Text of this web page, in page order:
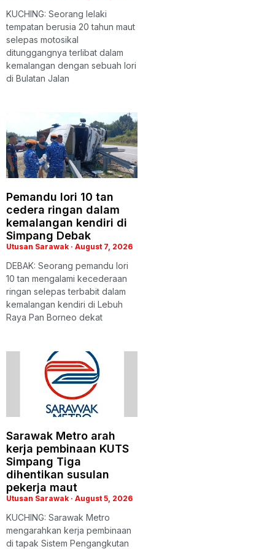
KUCHING: Seorang lelaki
tempatan berusia 20 tahun maut
selepas motosikal
ditunggangnya terlibat dalam
kemalangan dengan sebuah lori
di Bulatan Jalan
Pemandu lori 10 tan
cedera ringan dalam
kemalangan kendiri di
Simpang Debak
Utusan Sarawak August 7, 2026
DEBAK: Seorang pemandu lori
10 tan mengalami kecederaan
ringan selepas terbabit dalam
kemalangan kendiri di Lebuh
Raya Pan Borneo dekat
Sarawak Metro arah
kerja pembinaan KUTS
Simpang Tiga
dihentikan susulan
pekerja maut
Utusan Sarawak August 5, 2026
KUCHING: Sarawak Metro
mengarahkan kerja pembinaan
di tapak Sistem Pengangkutan